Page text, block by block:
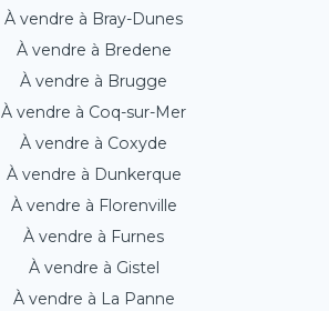
À vendre à Bray-Dunes
À vendre à Bredene
À vendre à Brugge
À vendre à Coq-sur-Mer
À vendre à Coxyde
À vendre à Dunkerque
À vendre à Florenville
À vendre à Furnes
À vendre à Gistel
À vendre à La Panne